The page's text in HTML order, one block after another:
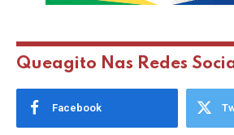
Queagito Nas Redes
Facebook